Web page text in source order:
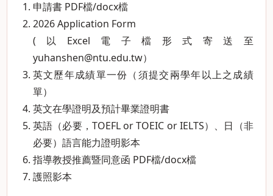
申請書 PDF檔/docx檔
2026 Application Form
(以Excel電子檔形式寄送至
yuhanshen@ntu.edu.tw）
英文歷年成績單一份（須提交兩學年以上之成績
單）
英文在學證明及預計畢業證明書
英語（必要，TOEFL or TOEIC or IELTS）、日（非
必要）語言能力證明影本
指導教授推薦暨同意函 PDF檔/docx檔
護照影本